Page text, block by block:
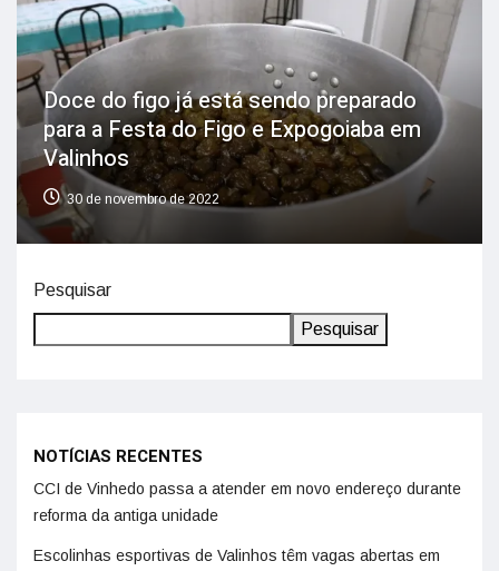
Doce do figo já está sendo preparado
para a Festa do Figo e Expogoiaba em
Valinhos
30 de novembro de 2022
Pesquisar
Pesquisar
NOTÍCIAS RECENTES
CCI de Vinhedo passa a atender em novo endereço durante
reforma da antiga unidade
Escolinhas esportivas de Valinhos têm vagas abertas em